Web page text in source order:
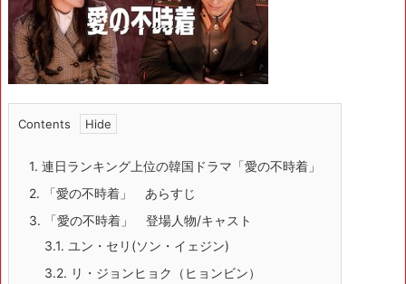
Contents
1. 連日ランキング上位の韓国ドラマ「愛の不時着」
2. 「愛の不時着」 あらすじ
3. 「愛の不時着」 登場人物/キャスト
3.1. ユン・セリ(ソン・イェジン)
3.2. リ・ジョンヒョク（ヒョンビン）